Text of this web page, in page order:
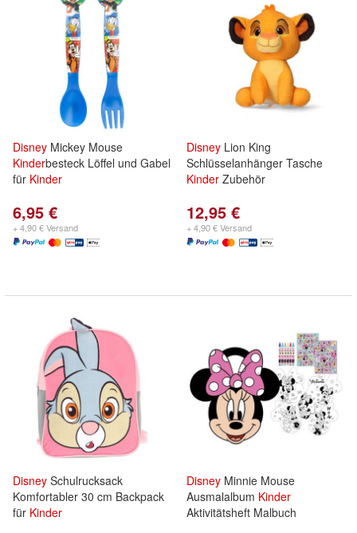
Disney Mickey Mouse
Kinderbesteck Löffel und Gabel
für Kinder
6,95 €
+ 4,90 € Versand
Disney Lion King
Schlüsselanhänger Tasche
Kinder Zubehör
12,95 €
+ 4,90 € Versand
Disney Schulrucksack
Komfortabler 30 cm Backpack
für Kinder
Disney Minnie Mouse
Ausmalalbum Kinder
Aktivitätsheft Malbuch